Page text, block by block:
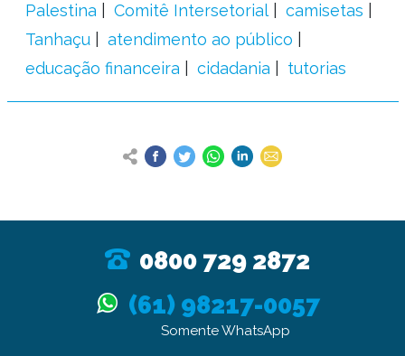
Palestina
Comitê Intersetorial
camisetas
Tanhaçu
atendimento ao público
educação financeira
cidadania tutorias
0800 729 2872
(61) 98217-0057
Somente WhatsApp